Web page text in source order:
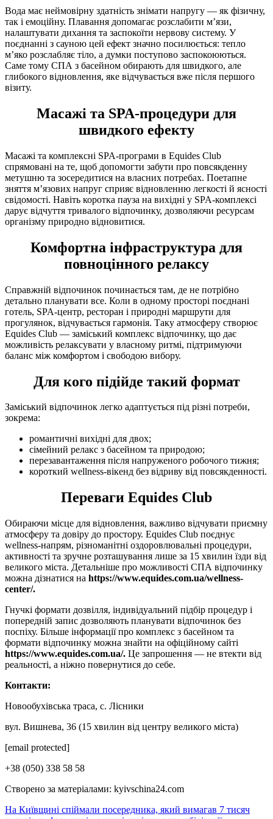
Вода має неймовірну здатність знімати напругу — як фізичну,
так і емоційну. Плавання допомагає розслабити м’язи,
налаштувати дихання та заспокоїти нервову систему. У
поєднанні з сауною цей ефект значно посилюється: тепло
м’яко розслабляє тіло, а думки поступово заспокоюються.
Саме тому СПА з басейном обирають для швидкого, але
глибокого відновлення, яке відчувається вже після першого
візиту.
Масажі та SPA-процедури для
швидкого ефекту
Масажі та комплексні SPA-програми в Equides Club
спрямовані на те, щоб допомогти забути про повсякденну
метушню та зосередитися на власних потребах. Поетапне
зняття м’язових напруг сприяє відновленню легкості й ясності
свідомості. Навіть коротка пауза на вихідні у SPA-комплексі
дарує відчуття тривалого відпочинку, дозволяючи ресурсам
організму природно відновитися.
Комфортна інфраструктура для
повноцінного релаксу
Справжній відпочинок починається там, де не потрібно
детально планувати все. Коли в одному просторі поєднані
готель, SPA-центр, ресторан і природні маршрути для
прогулянок, відчувається гармонія. Таку атмосферу створює
Equides Club — заміський комплекс відпочинку, що дає
можливість релаксувати у власному ритмі, підтримуючи
баланс між комфортом і свободою вибору.
Для кого підійде такий формат
Заміський відпочинок легко адаптується під різні потреби,
зокрема:
романтичні вихідні для двох;
сімейний релакс з басейном та природою;
перезавантаження після напруженого робочого тижня;
короткий wellness-вікенд без відриву від повсякденності.
Переваги Equides Club
Обираючи місце для відновлення, важливо відчувати приємну
атмосферу та довіру до простору. Equides Club поєднує
wellness-напрям, різноманітні оздоровлювальні процедури,
активності та зручне розташування лише за 15 хвилин їзди від
великого міста. Детальніше про можливості СПА відпочинку
можна дізнатися на https://www.equides.com.ua/wellness-
center/.
Гнучкі формати дозвілля, індивідуальний підбір процедур і
попередній запис дозволяють планувати відпочинок без
поспіху. Більше інформації про комплекс з басейном та
формати відпочинку можна знайти на офіційному сайті
https://www.equides.com.ua/. Це запрошення — не втекти від
реальності, а ніжно повернутися до себе.
Контакти:
Новообухівська траса, с. Лісники
вул. Вишнева, 36 (15 хвилин від центру великого міста)
[email protected]
+38 (050) 338 58 58
Створено за матеріалами: kyivschina24.com
Навігація
На Київщині спіймали посередника, який вимагав 7 тисяч